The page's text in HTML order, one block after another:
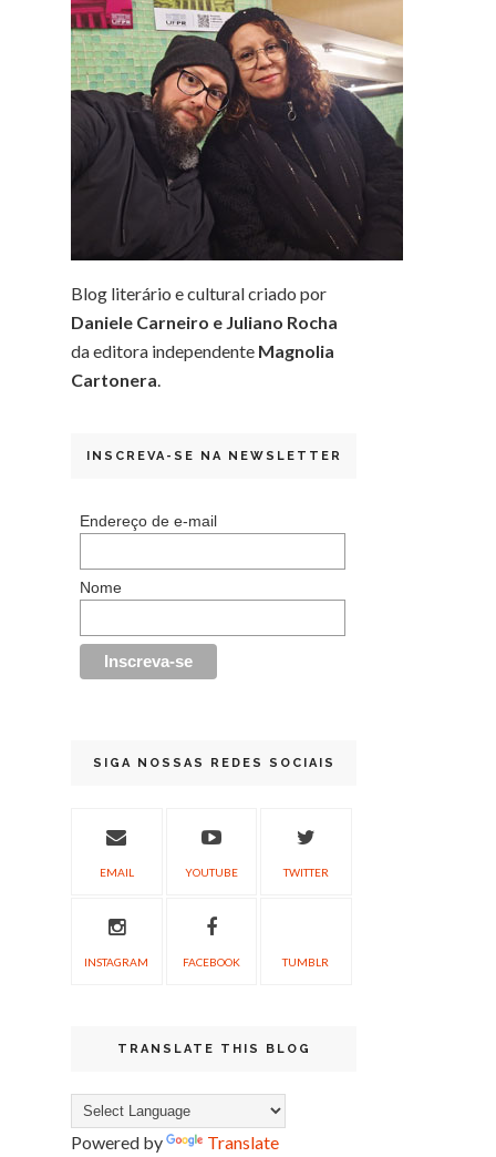
Blog literário e cultural criado por
Daniele Carneiro e Juliano Rocha
da editora independente Magnolia
Cartonera.
INSCREVA-SE NA NEWSLETTER
Endereço de e-mail
Nome
SIGA NOSSAS REDES SOCIAIS
EMAIL YOUTUBE TWITTER
INSTAGRAM FACEBOOK TUMBLR
TRANSLATE THIS BLOG
Powered by Translate